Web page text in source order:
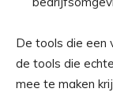
De tools die een
de tools die
mee te maken